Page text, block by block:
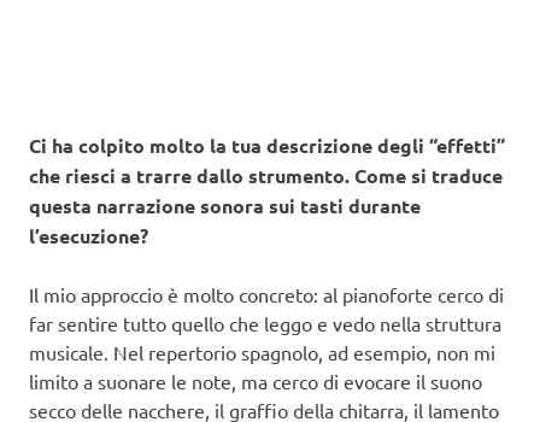
Ci ha colpito molto la tua descrizione degli “effetti”
che riesci a trarre dallo strumento. Come si traduce
questa narrazione sonora sui tasti durante
l’esecuzione?
Il mio approccio è molto concreto: al pianoforte cerco di
far sentire tutto quello che leggo e vedo nella struttura
musicale. Nel repertorio spagnolo, ad esempio, non mi
limito a suonare le note, ma cerco di evocare il suono
secco delle nacchere, il graffio della chitarra, il lamento